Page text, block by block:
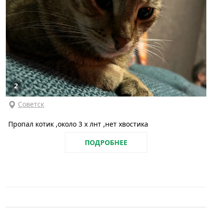
2
Советск
Пропал котик ,около 3 х лнт ,нет хвостика
ПОДРОБНЕЕ